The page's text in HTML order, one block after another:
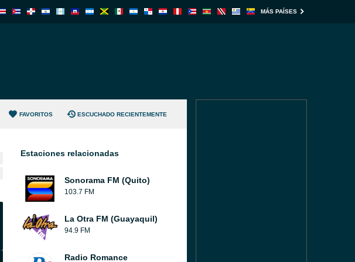
MÁS PAÍSES
FAVORITOS ESCUCHADO RECIENTEMENTE
Estaciones relacionadas
Sonorama FM (Quito)
103.7 FM
La Otra FM (Guayaquil)
94.9 FM
Radio Romance